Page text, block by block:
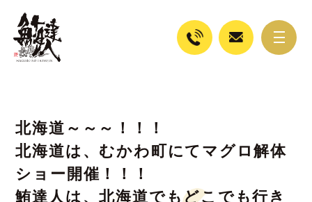
北海道～～～！！！
北海道は、むかわ町にてマグロ解体
ショー開催！！！
鮪達人は、北海道でもどこでも行き